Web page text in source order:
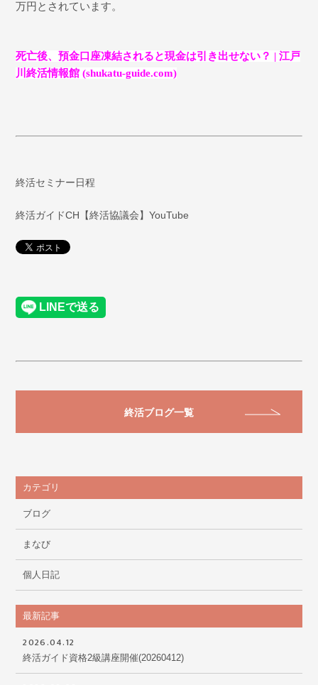
万円とされています。
死亡後、預金口座凍結されると現金は引き出せない？ |江戸
川終活情報館 (shukatu-guide.com)
終活セミナー日程
終活ガイドCH【終活協議会】YouTube
終活ブログ一覧
カテゴリ
ブログ
まなび
個人日記
最新記事
2026.04.12
終活ガイド資格2級講座開催(20260412)